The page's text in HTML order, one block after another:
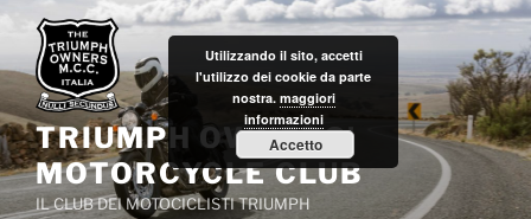
Salta
contenuto
TRIUMPH OWNERS'
MOTORCYCLE CLUB
IL CLUB DEI MOTOCICLISTI TRIUMPH
Utilizzando il sito, accetti
l'utilizzo dei cookie da parte
nostra. maggiori
informazioni
Accetto